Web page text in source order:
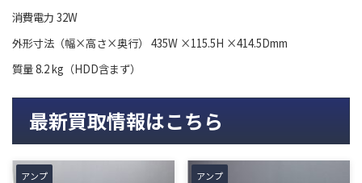
消費電力 32W
外形寸法（幅×高さ×奥行） 435W ×115.5H ×414.5Dmm
質量 8.2 kg（HDD含まず）
最新買取情報はこちら
アンプ アンプ